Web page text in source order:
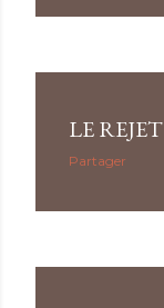
LE
Partager